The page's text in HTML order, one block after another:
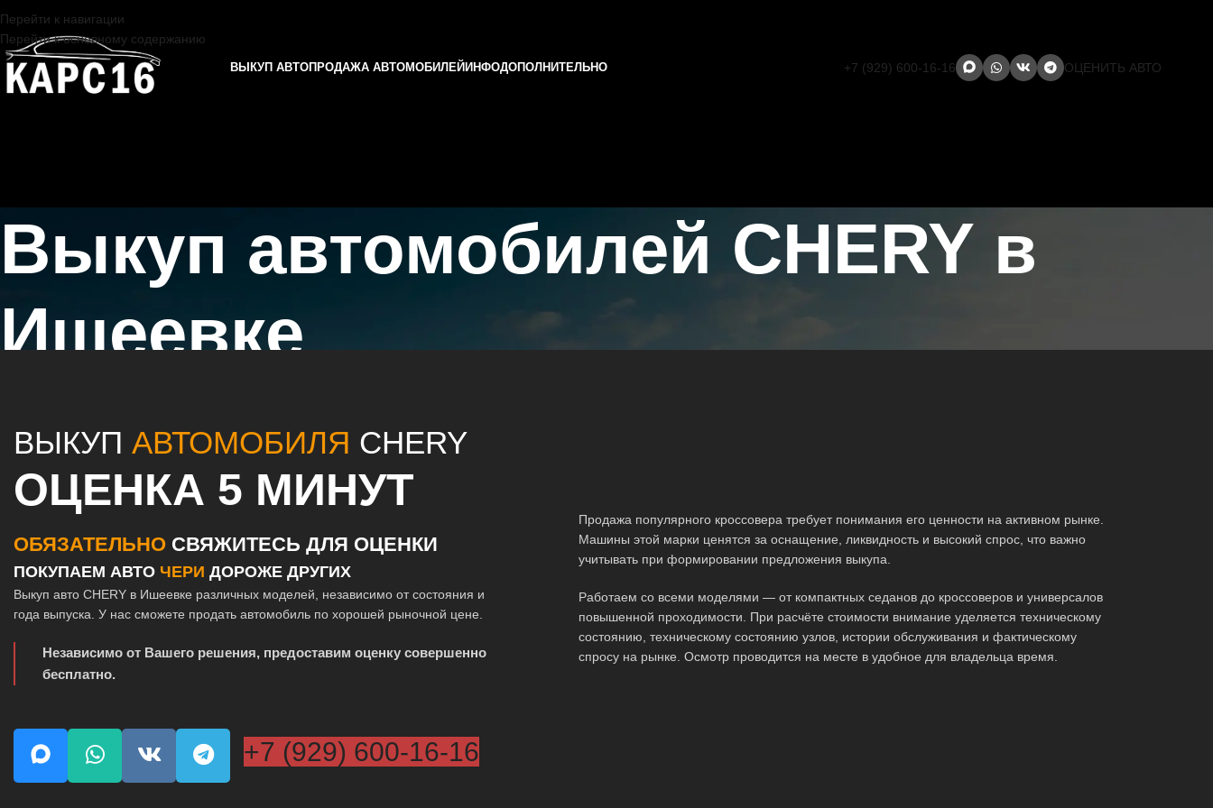
Перейти к навигации
Перейти к основному содержанию
ВЫКУП АВТОПРОДАЖА АВТОМОБИЛЕЙ ИНФОДОПОЛНИТЕЛЬНО +7 (929) 600-16-16 ОЦЕНИТЬ АВТО
Выкуп автомобилей CHERY в
Ишеевке
ВЫКУП АВТОМОБИЛЯ CHERY
ОЦЕНКА 5 МИНУТ
ОБЯЗАТЕЛЬНО СВЯЖИТЕСЬ ДЛЯ ОЦЕНКИ
ПОКУПАЕМ АВТО ЧЕРИ ДОРОЖЕ ДРУГИХ
Выкуп авто CHERY в Ишеевке различных моделей, независимо от состояния и
года выпуска. У нас сможете продать автомобиль по хорошей рыночной цене.
Независимо от Вашего решения, предоставим оценку совершенно
бесплатно.
+7 (929) 600-16-16
Продажа популярного кроссовера требует понимания его ценности на активном рынке.
Машины этой марки ценятся за оснащение, ликвидность и высокий спрос, что важно
учитывать при формировании предложения выкупа.
Работаем со всеми моделями — от компактных седанов до кроссоверов и универсалов
повышенной проходимости. При расчёте стоимости внимание уделяется техническому
состоянию, техническому состоянию узлов, истории обслуживания и фактическому
спросу на рынке. Осмотр проводится на месте в удобное для владельца время.